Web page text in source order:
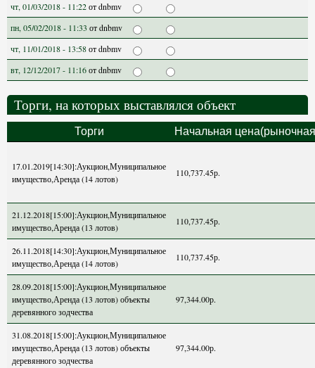
чт, 01/03/2018 - 11:22отdnbmv
пн, 05/02/2018 - 11:33 отdnbmv
чт, 11/01/2018 - 13:58отdnbmv
вт, 12/12/2017 - 11:16отdnbmv
Торги, на которых выставлялся объект
Торги Начальная
17.01.2019[14:30]:Аукцион,Муниципальное
имущество,Аренда (14 лотов)
110,737.45р.
21.12.2018[15:00]:Аукцион,Муниципальное
имущество,Аренда (13 лотов)
110,737.45р.
26.11.2018[14:30]:Аукцион,Муниципальное
имущество,Аренда (14 лотов)
110,737.45р.
28.09.2018[15:00]:Аукцион,Муниципальное
имущество,Аренда (13 лотов) объекты
деревянного зодчества
97,344.00р.
31.08.2018[15:00]:Аукцион,Муниципальное
имущество,Аренда (13 лотов) объекты
деревянного зодчества
97,344.00р.